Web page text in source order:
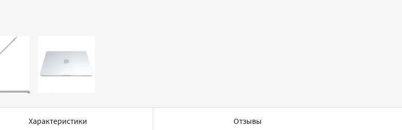
Характеристики Отзывы